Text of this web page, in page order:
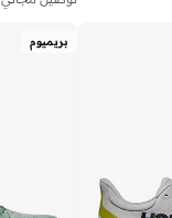
بريميوم